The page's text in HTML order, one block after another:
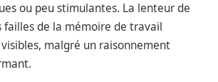
ou peu stimulantes. La lenteur de
de la mémoire de travail
malgré un raisonnement